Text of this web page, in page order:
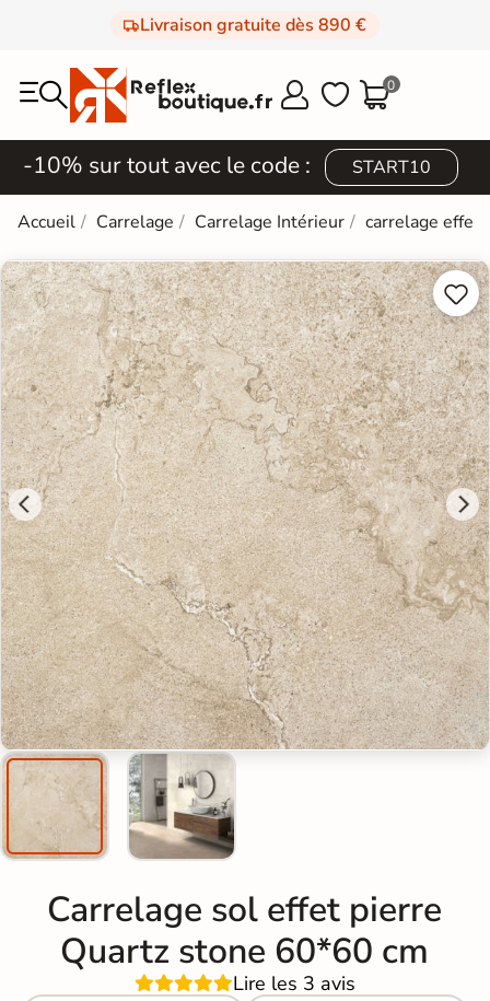
Livraison gratuite dès 890 €
  0
-10% sur tout avec le code : START10
Accueil Carrelage Carrelage Intérieur carrelage effet


Carrelage sol effet pierre
Quartz stone 60*60 cm
Lire les 3 avis